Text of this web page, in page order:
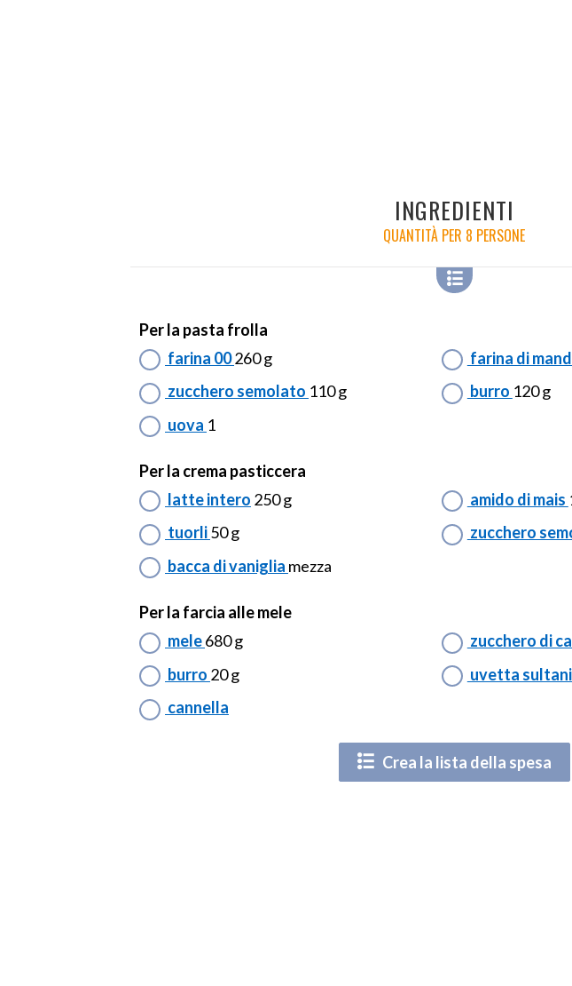
INGREDIENTI
QUANTITÀ PER 8 PERSONE
Per la pasta frolla
farina 00260 g farina di
zucchero semolato 110 g burro 120 g
uova 1
Per la crema pasticcera
latte intero 250 g amido di mais
tuorli50 g zucchero
bacca di vaniglia mezza
Per la farcia alle mele
mele680 g zucchero di
burro 20 g uvetta
cannella
Crea la lista della spesa